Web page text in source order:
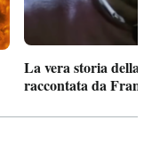
La vera storia della
raccontata da